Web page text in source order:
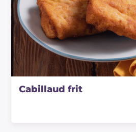
Cabillaud frit